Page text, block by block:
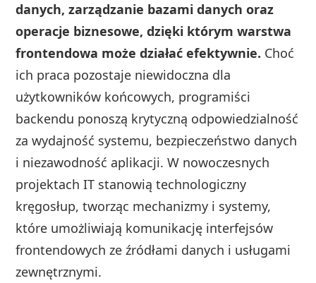
danych, zarządzanie bazami danych oraz
operacje biznesowe, dzięki którym warstwa
frontendowa może działać efektywnie. Choć
ich praca pozostaje niewidoczna dla
użytkowników końcowych, programiści
backendu ponoszą krytyczną odpowiedzialność
za wydajność systemu, bezpieczeństwo danych
i niezawodność aplikacji. W nowoczesnych
projektach IT stanowią technologiczny
kręgosłup, tworząc mechanizmy i systemy,
które umożliwiają komunikację interfejsów
frontendowych ze źródłami danych i usługami
zewnętrznymi.